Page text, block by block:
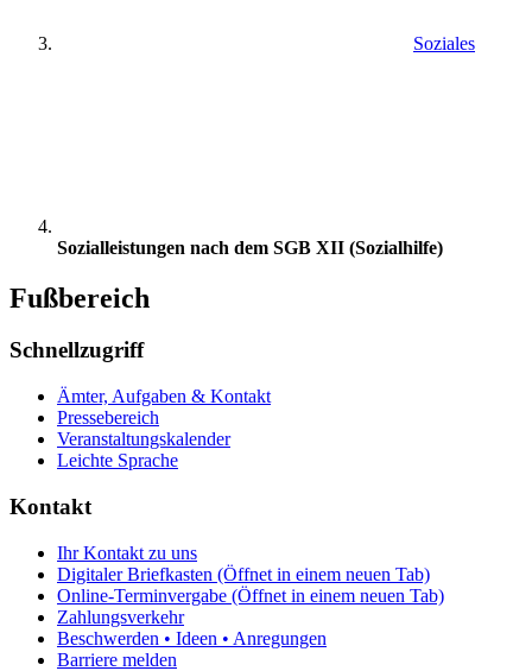
Soziales
Sozialleistungen nach dem SGB XII (Sozialhilfe)
Fußbereich
Schnellzugriff
Ämter, Aufgaben & Kontakt
Pressebereich
Veranstaltungskalender
Leichte Sprache
Kontakt
Ihr Kontakt zu uns
Digitaler Briefkasten (Öffnet in einem neuen Tab)
Online-Terminvergabe (Öffnet in einem neuen Tab)
Zahlungsverkehr
Beschwerden • Ideen • Anregungen
Barriere melden